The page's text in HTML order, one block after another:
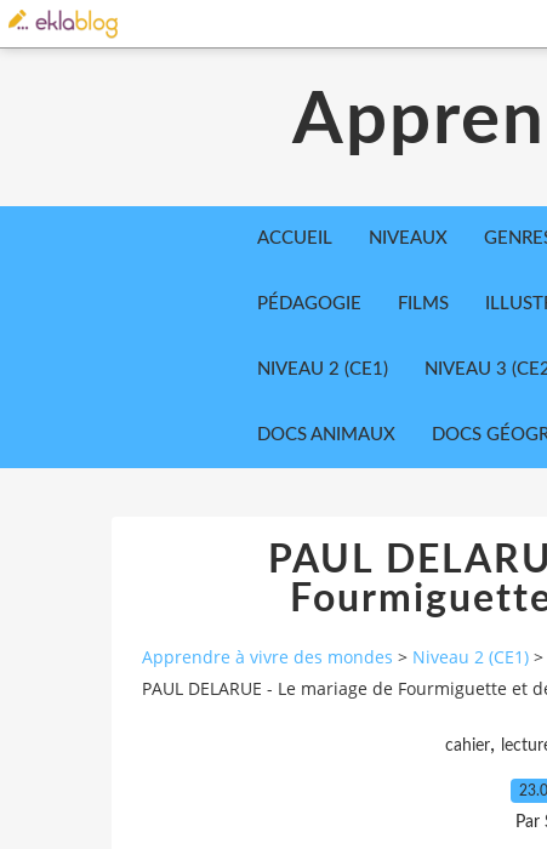
ACCUEIL NIVEAUX
PÉDAGOGIE FILMS
NIVEAU 2 (CE1) NIVEAU 3
DOCS ANIMAUX DOCS
PAUL
Apprendre à vivre des mondes > Niveau 2 (CE1) >
PAUL DELARUE - Le mariage de Fourmiguette et
cahier,
Par